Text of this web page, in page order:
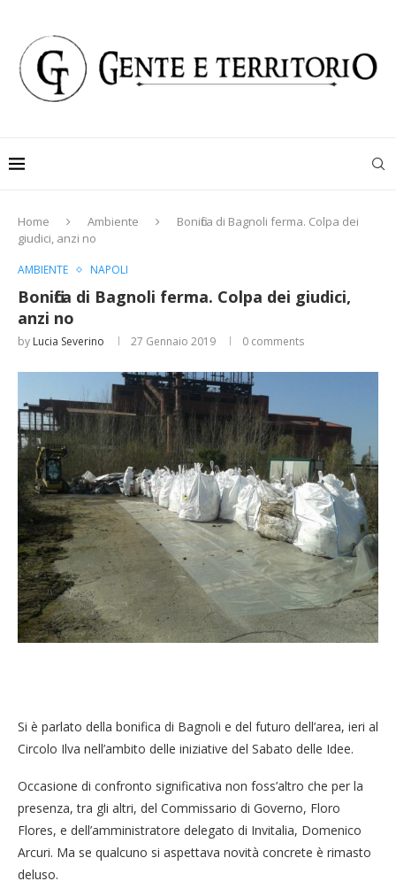
Home Ambiente
Bonifica di Bagnoli ferma. Colpa dei
giudici, anzi no
AMBIENTE NAPOLI
Bonifica di Bagnoli ferma. Colpa dei giudici,
anzi no
by Lucia Severino 27 Gennaio 2019 0 comments
Si è parlato della bonifica di Bagnoli e del futuro dell’area, ieri al
Circolo Ilva nell’ambito delle iniziative del Sabato delle Idee.
Occasione di confronto significativa non foss’altro che per la
presenza, tra gli altri, del Commissario di Governo, Floro
Flores, e dell’amministratore delegato di Invitalia, Domenico
Arcuri. Ma se qualcuno si aspettava novità concrete è rimasto
deluso.